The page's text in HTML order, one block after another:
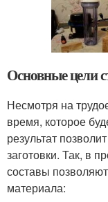
Основные цели
Несмотря на
время, которое
результат
заготовки. Так, в
составы
материала: